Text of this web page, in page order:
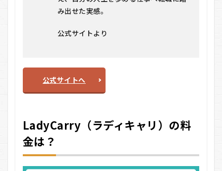
み出せた実感。
公式サイトより
公式サイトへ
LadyCarry（ラディキャリ）の料
金は？